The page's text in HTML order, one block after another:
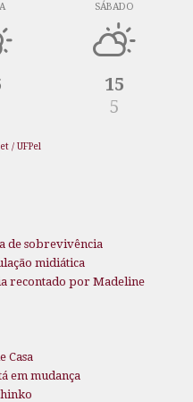
SÁBADO
15
5
/ UFPel
de sobrevivência
midiática
recontado por Madeline
Casa
em mudança